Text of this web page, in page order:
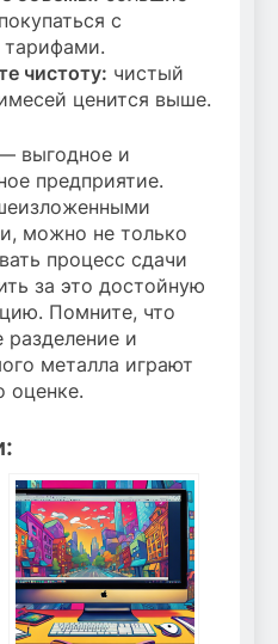
с
чистоту: чистый
ценится выше.
выгодное и
предприятие.
можно не только
процесс сдачи
за это достойную
Помните, что
разделение и
металла играют
оценке.